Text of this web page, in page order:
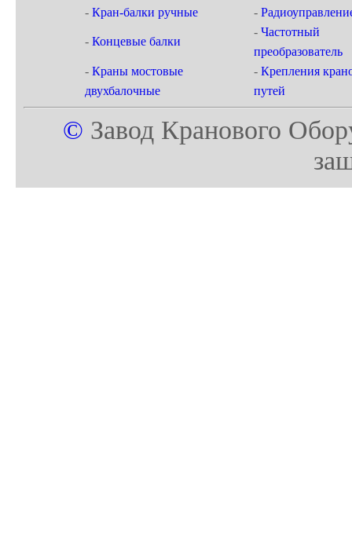
- Кран-балки ручные -
- Концевые балки
- Частотный
преобразователь
- Краны мостовые
двухбалочные
- Крепления
путей
© Завод Кранового